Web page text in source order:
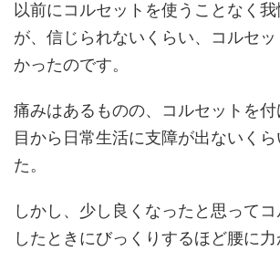
以前にコルセットを使うことなく我
が、信じられないくらい、コルセッ
かったのです。
痛みはあるものの、コルセットを
目から日常生活に支障が出ないく
た。
しかし、少し良くなったと思って
したときにびっくりするほど腰に力